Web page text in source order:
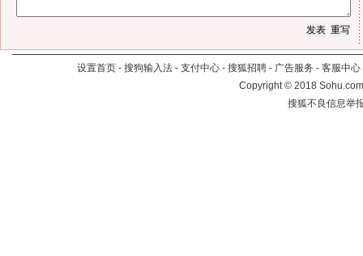
设置首页 - 搜狗输入法 - 支付中心 - 搜狐招聘 - 广告服务 - 客服中心
Copyright©2018
搜狐不良信息举